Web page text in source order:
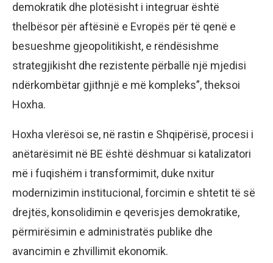
demokratik dhe plotësisht i integruar është
thelbësor për aftësinë e Evropës për të qenë e
besueshme gjeopolitikisht, e rëndësishme
strategjikisht dhe rezistente përballë një mjedisi
ndërkombëtar gjithnjë e më kompleks”, theksoi
Hoxha.
Hoxha vlerësoi se, në rastin e Shqipërisë, procesi i
anëtarësimit në BE është dëshmuar si katalizatori
më i fuqishëm i transformimit, duke nxitur
modernizimin institucional, forcimin e shtetit të së
drejtës, konsolidimin e qeverisjes demokratike,
përmirësimin e administratës publike dhe
avancimin e zhvillimit ekonomik.